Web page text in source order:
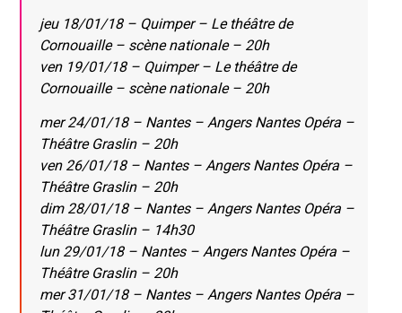
jeu 18/01/18 – Quimper – Le théâtre de
Cornouaille – scène nationale – 20h
ven 19/01/18 – Quimper – Le théâtre de
Cornouaille – scène nationale – 20h
mer 24/01/18 – Nantes – Angers Nantes Opéra –
Théâtre Graslin – 20h
ven 26/01/18 – Nantes – Angers Nantes Opéra –
Théâtre Graslin – 20h
dim 28/01/18 – Nantes – Angers Nantes Opéra –
Théâtre Graslin – 14h30
lun 29/01/18 – Nantes – Angers Nantes Opéra –
Théâtre Graslin – 20h
mer 31/01/18 – Nantes – Angers Nantes Opéra –